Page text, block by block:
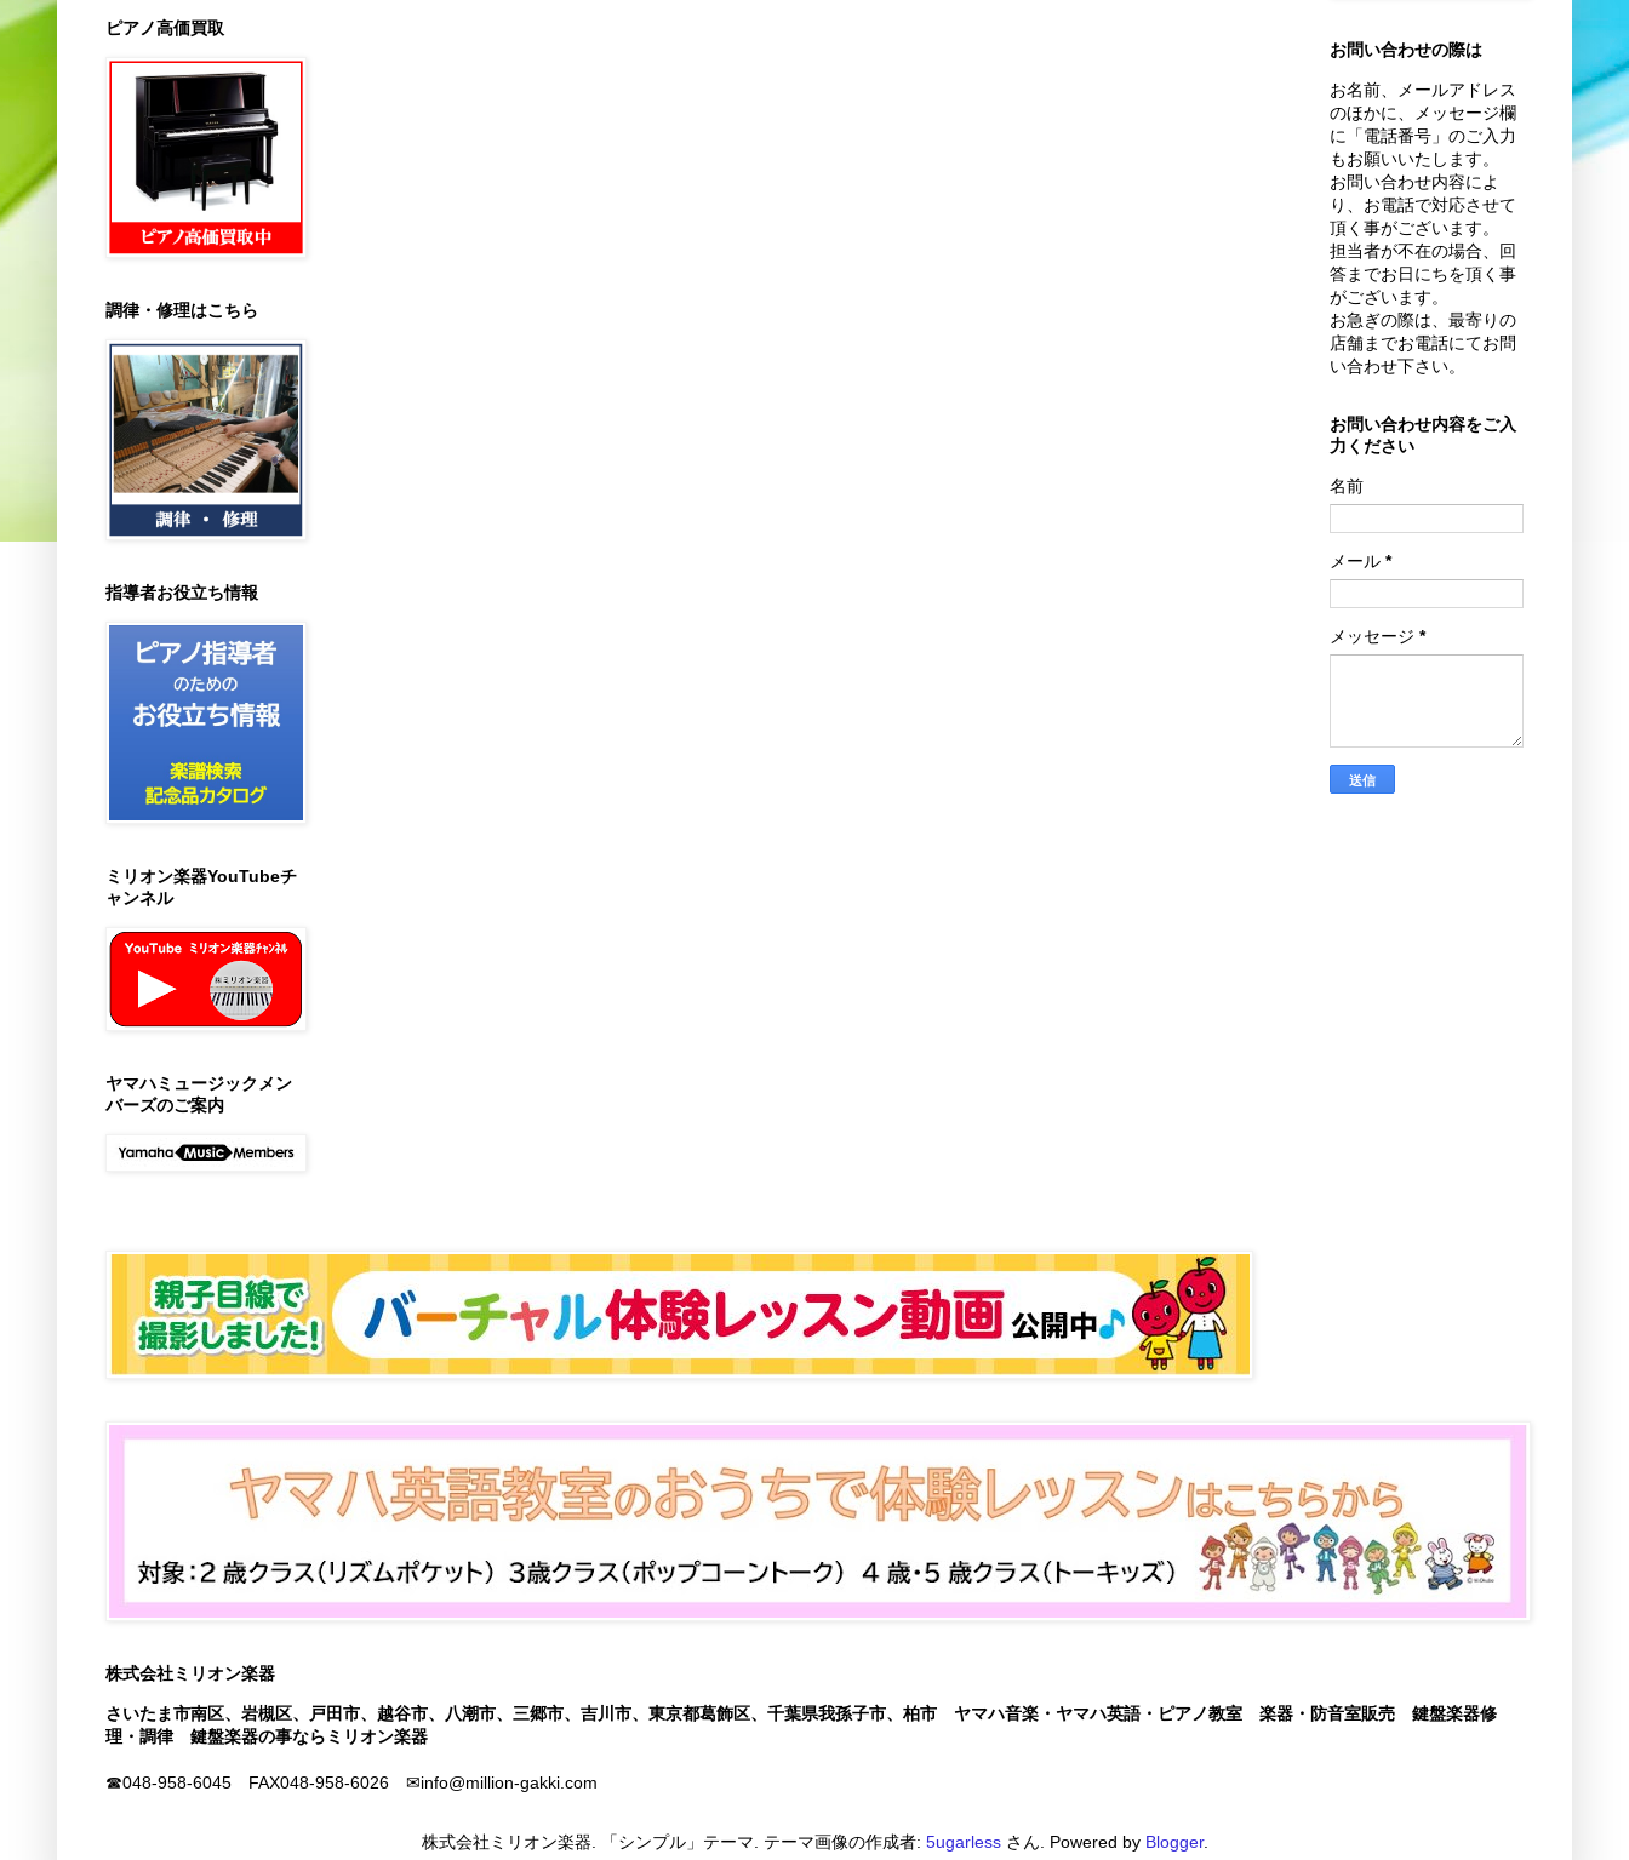
ピアノ高価買取
調律・修理はこちら
指導者お役立ち情報
ミリオン楽器YouTubeチ
ャンネル
ヤマハミュージックメン
バーズのご案内
お問い合わせの際は
お名前、
メールアドレス
のほかに、
メッセージ欄
に「電話番号」のご入力
もお願いいたします。
お問い合わせ内容によ
り、お電話で対応させて
頂く事がございます。
担当者が不在の場合、回
答までお日にちを頂く事
がございます。
お急ぎの際は、最寄りの
店舗までお電話にてお問
い合わせ下さい。
お問い合わせ内容をご入
力ください
名前
メール *
メッセージ *
株式会社ミリオン楽器
さいたま市南区、岩槻区、戸田市、越谷市、八潮市、三郷市、吉川市、東京都葛飾区、千葉県我孫子市、柏市 ヤマハ音楽・ヤマハ英語・ピアノ教室 楽器・防音室販売 鍵盤楽器修
理・調律 鍵盤楽器の事ならミリオン楽器
☎048-958-6045 FAX048-958-6026 ✉info@million-gakki.com
株式会社ミリオン楽器. 「シンプル」テーマ. テーマ画像の作成者: 5ugarlessさん. Powered by Blogger.